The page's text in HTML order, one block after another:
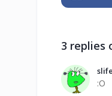
3 replies
:O